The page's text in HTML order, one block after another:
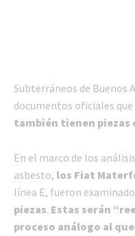
Subterráneos de Buenos
documentos oficiales que
también tienen piezas
En el marco de los
asbesto, los Fiat
línea E, fueron
piezas. Estas serán
proceso análogo al